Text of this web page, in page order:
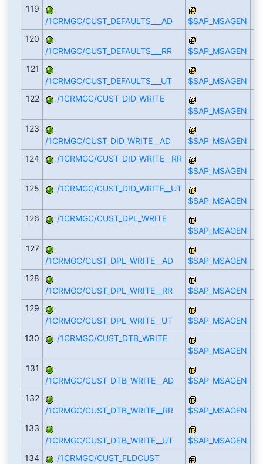
119
/1CRMGC/CUST_DEFAULTS___AD
$SAP_MSAGEN
120
/1CRMGC/CUST_DEFAULTS___RR
$SAP_MSAGEN
121
/1CRMGC/CUST_DEFAULTS___UT
$SAP_MSAGEN
122
/1CRMGC/CUST_DID_WRITE
$SAP_MSAGEN
123
/1CRMGC/CUST_DID_WRITE__AD
$SAP_MSAGEN
124
/1CRMGC/CUST_DID_WRITE__RR
$SAP_MSAGEN
125
/1CRMGC/CUST_DID_WRITE__UT
$SAP_MSAGEN
126
/1CRMGC/CUST_DPL_WRITE
$SAP_MSAGEN
127
/1CRMGC/CUST_DPL_WRITE__AD
$SAP_MSAGEN
128
/1CRMGC/CUST_DPL_WRITE__RR
$SAP_MSAGEN
129
/1CRMGC/CUST_DPL_WRITE__UT
$SAP_MSAGEN
130
/1CRMGC/CUST_DTB_WRITE
$SAP_MSAGEN
131
/1CRMGC/CUST_DTB_WRITE__AD
$SAP_MSAGEN
132
/1CRMGC/CUST_DTB_WRITE__RR
$SAP_MSAGEN
133
/1CRMGC/CUST_DTB_WRITE__UT
$SAP_MSAGEN
134
/1CRMGC/CUST_FLDCUST